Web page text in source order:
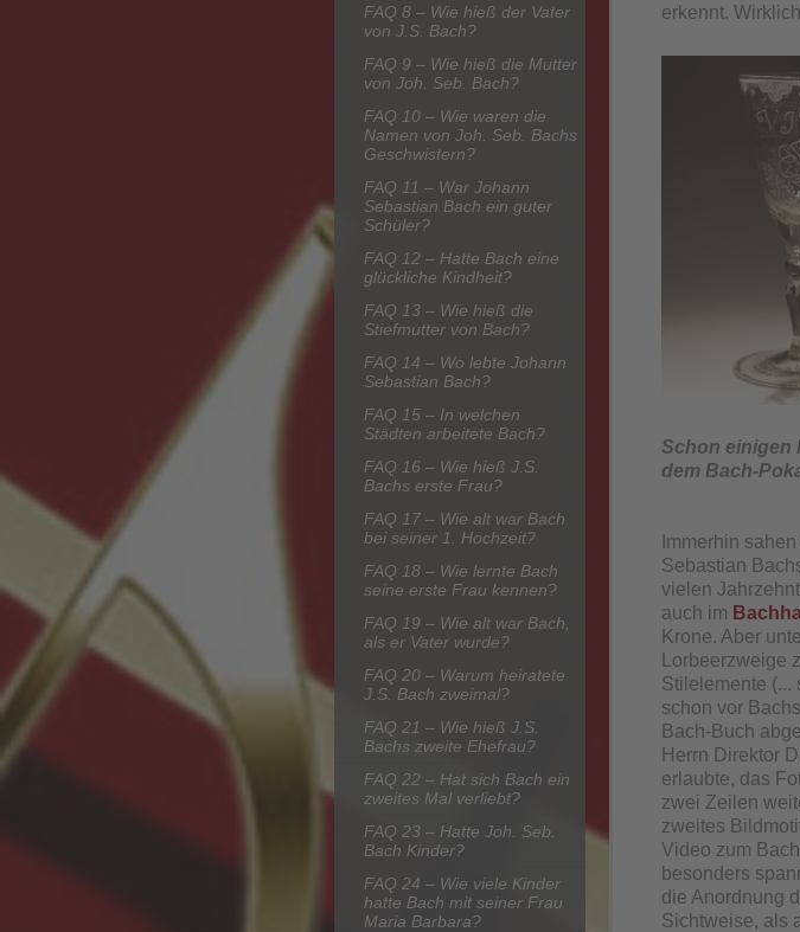
FAQ 8 – Wie hieß der Vater
von J.S. Bach?
FAQ 9 – Wie hieß die Mutter
von Joh. Seb. Bach?
FAQ 10 – Wie waren die
Namen von Joh. Seb. Bachs
Geschwistern?
FAQ 11 – War Johann
Sebastian Bach ein guter
Schüler?
FAQ 12 – Hatte Bach eine
glückliche Kindheit?
FAQ 13 – Wie hieß die
Stiefmutter von Bach?
FAQ 14 – Wo lebte Johann
Sebastian Bach?
FAQ 15 – In welchen
Städten arbeitete Bach?
FAQ 16 – Wie hieß J.S.
Bachs erste Frau?
FAQ 17 – Wie alt war Bach
bei seiner 1. Hochzeit?
FAQ 18 – Wie lernte Bach
seine erste Frau kennen?
FAQ 19 – Wie alt war Bach,
als er Vater wurde?
FAQ 20 – Warum heiratete
J.S. Bach zweimal?
FAQ 21 – Wie hieß J.S.
Bachs zweite Ehefrau?
FAQ 22 – Hat sich Bach ein
zweites Mal verliebt?
FAQ 23 – Hatte Joh. Seb.
Bach Kinder?
FAQ 24 – Wie viele Kinder
hatte Bach mit seiner Frau
Maria Barbara?
erkennt.
Schon einigen
dem Bach-
Immerhin
Sebastian
vielen
auch im
Krone. Aber
Lorbeerzweige
Stilelemente (...
schon vor
Bach-Buch
Herrn Direktor
erlaubte, das
zwei Zeilen
zweites
Video zum
besonders
die Anordnung
Sichtweise, als